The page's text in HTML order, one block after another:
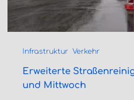
Infrastruktur Verkehr
Erweiterte
und Mittwoch